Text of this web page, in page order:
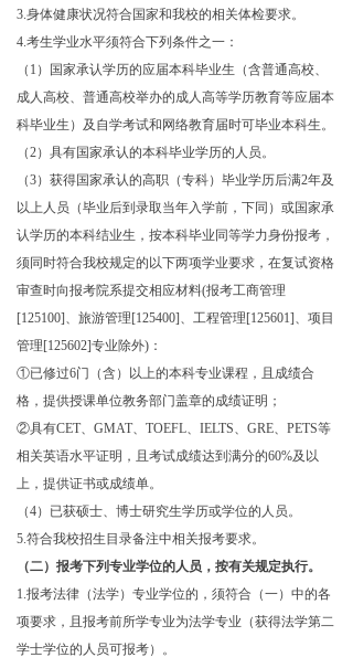
3.身体健康状况符合国家和我校的相关体检要求。
4.考生学业水平须符合下列条件之一：
（1）国家承认学历的应届本科毕业生（含普通高校、
成人高校、普通高校举办的成人高等学历教育等应届本
科毕业生）及自学考试和网络教育届时可毕业本科生。
（2）具有国家承认的本科毕业学历的人员。
（3）获得国家承认的高职（专科）毕业学历后满2年及
以上人员（毕业后到录取当年入学前，下同）或国家承
认学历的本科结业生，按本科毕业同等学力身份报考，
须同时符合我校规定的以下两项学业要求，在复试资格
审查时向报考院系提交相应材料(报考工商管理
[125100]、旅游管理[125400]、工程管理[125601]、项目
管理[125602]专业除外)：
①已修过6门（含）以上的本科专业课程，且成绩合
格，提供授课单位教务部门盖章的成绩证明；
②具有CET、GMAT、TOEFL、IELTS、GRE、PETS等
相关英语水平证明，且考试成绩达到满分的60%及以
上，提供证书或成绩单。
（4）已获硕士、博士研究生学历或学位的人员。
5.符合我校招生目录备注中相关报考要求。
（二）报考下列专业学位的人员，按有关规定执行。
1.报考法律（法学）专业学位的，须符合（一）中的各
项要求，且报考前所学专业为法学专业（获得法学第二
学士学位的人员可报考）。